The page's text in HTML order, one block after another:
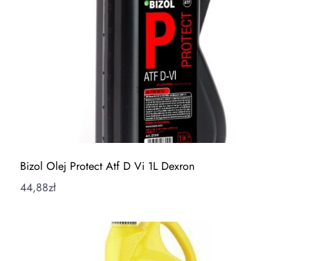
Bizol Olej Protect Atf D Vi 1L Dexron
44,88zł